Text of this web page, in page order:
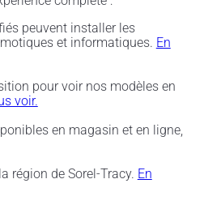
peuvent installer les
et informatiques. En
pour voir nos modèles en
voir.
en magasin et en ligne,
région de Sorel-Tracy. En